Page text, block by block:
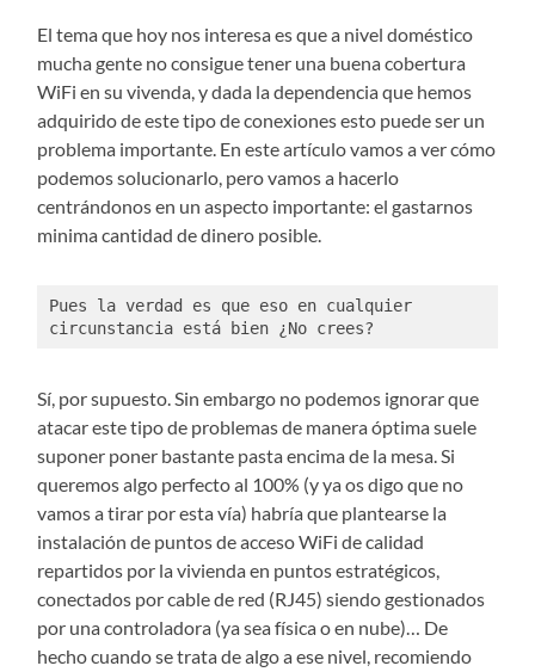
El tema que hoy nos interesa es que a nivel doméstico
mucha gente no consigue tener una buena cobertura
WiFi en su vivenda, y dada la dependencia que hemos
adquirido de este tipo de conexiones esto puede ser un
problema importante. En este artículo vamos a ver cómo
podemos solucionarlo, pero vamos a hacerlo
centrándonos en un aspecto importante: el gastarnos
minima cantidad de dinero posible.
Pues la verdad es que eso en cualquier
circunstancia está bien ¿No crees?
Sí, por supuesto. Sin embargo no podemos ignorar que
atacar este tipo de problemas de manera óptima suele
suponer poner bastante pasta encima de la mesa. Si
queremos algo perfecto al 100% (y ya os digo que no
vamos a tirar por esta vía) habría que plantearse la
instalación de puntos de acceso WiFi de calidad
repartidos por la vivienda en puntos estratégicos,
conectados por cable de red (RJ45) siendo gestionados
por una controladora (ya sea física o en nube)… De
hecho cuando se trata de algo a ese nivel, recomiendo